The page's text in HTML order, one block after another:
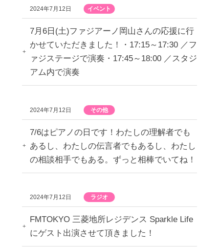
2024年7月12日 イベント
7月6日(土)ファジアーノ岡山さんの応援に行
かせていただきました！・17:15～17:30 ／フ
ァジステージで演奏・17:45～18:00 ／スタジ
アム内で演奏
2024年7月12日 その他
7/6はピアノの日です！わたしの理解者でも
あるし、わたしの伝言者でもあるし、わたし
の相談相手でもある。ずっと相棒でいてね！
2024年7月12日 ラジオ
FMTOKYO 三菱地所レジデンス Sparkle Life
にゲスト出演させて頂きました！